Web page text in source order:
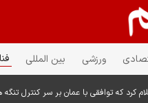
ورزشی بین المللی
کرد که توافقی با عمان بر سر کنترل تنگه